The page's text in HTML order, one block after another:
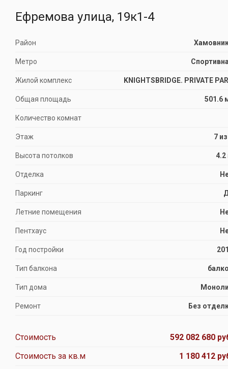
Ефремова улица, 19к1-4
Район
Метро
Жилой комплекс KNIGHTSBRIDGE. PRIVATE
Общая площадь 501.6
Количество комнат
Этаж 7
Высота потолков 4.2
Отделка
Паркинг
Летние помещения
Пентхаус
Год постройки
Тип балкона
Тип дома
Ремонт Без
Стоимость
592 082 680
Стоимость за кв.м
1 180 412